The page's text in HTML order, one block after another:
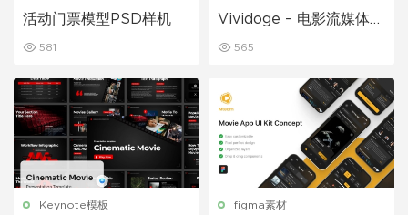
活动门票模型PSD样机
581
Vividoge – 电影流媒体移
565
Keynote模板 figma素材